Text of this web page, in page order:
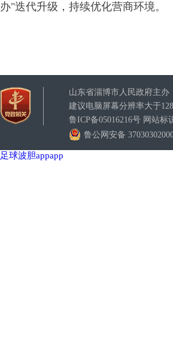
办"迭代升级，持续优化营商环境。
山东省淄博市人民政府主
建议电脑屏幕分辨率大于
鲁ICP备05016216号 网站
鲁公网安备
足球波胆appapp